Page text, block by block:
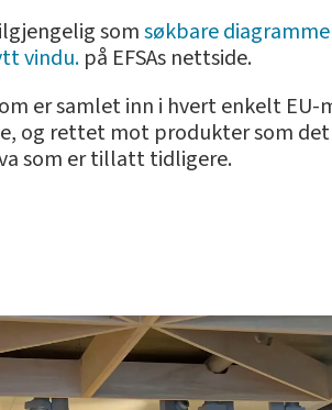
somsøkbare
vindu. på EFSAs nettside.
er samlet inn i hvert enkelt
og rettet mot produkter som
som er tillatt tidligere.